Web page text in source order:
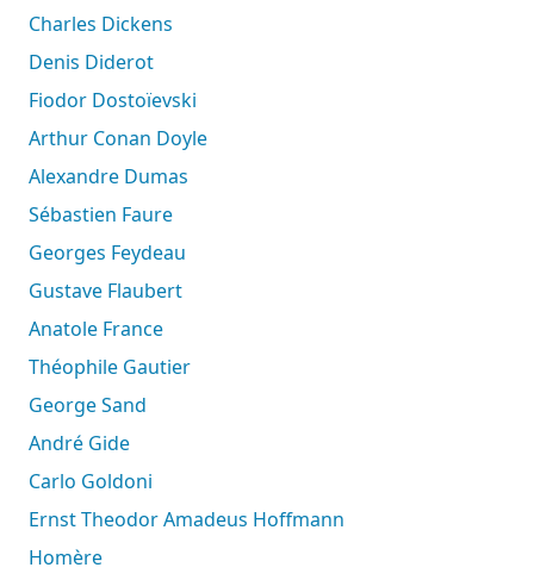
Charles Dickens
Denis Diderot
Fiodor Dostoïevski
Arthur Conan Doyle
Alexandre Dumas
Sébastien Faure
Georges Feydeau
Gustave Flaubert
Anatole France
Théophile Gautier
George Sand
André Gide
Carlo Goldoni
Ernst Theodor Amadeus Hoffmann
Homère